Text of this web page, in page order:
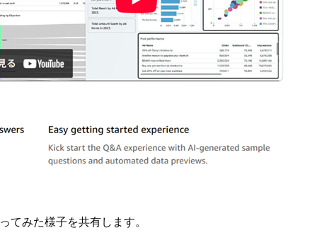
みた様子を共有します。